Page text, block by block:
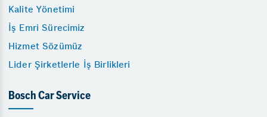
Kalite Yönetimi
İş Emri Sürecimiz
Hizmet Sözümüz
Lider Şirketlerle İş Birlikleri
Bosch Car Service